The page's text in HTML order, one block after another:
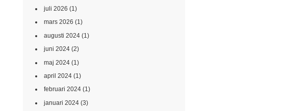
juli 2026 (1)
mars 2026 (1)
augusti 2024(1)
juni 2024(2)
maj 2024(1)
april 2024(1)
februari 2024(1)
januari 2024(3)